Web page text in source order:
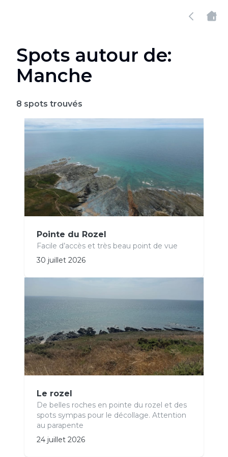
Spots autour de:
Manche
8 spots trouvés
Pointe du Rozel
Facile d’accès et très beau point de vue
30 juillet 2026
Le rozel
De belles roches en pointe du rozel et des
spots sympas pour le décollage. Attention
au parapente
24 juillet 2026